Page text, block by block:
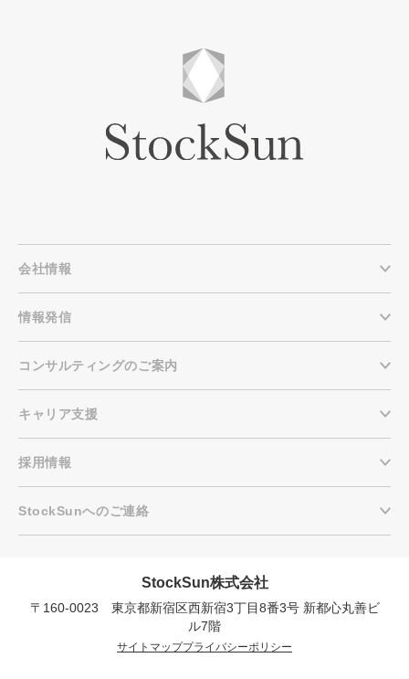
プロに無料相談をする
会社概要資料をダウンロードす
〒160-0023 東京都新宿区西新宿3丁目8番3号 新都心
サイトマッププライバシーポリシー
会社情報
情報発信
コンサルティングのご案内
キャリア支援
採用情報
StockSunへのご連絡
StockSun株式会社
〒160-0023 東京都新宿区西新宿3丁目8番3号 新都心丸善ビ
ル7階
サイトマッププライバシーポリシー